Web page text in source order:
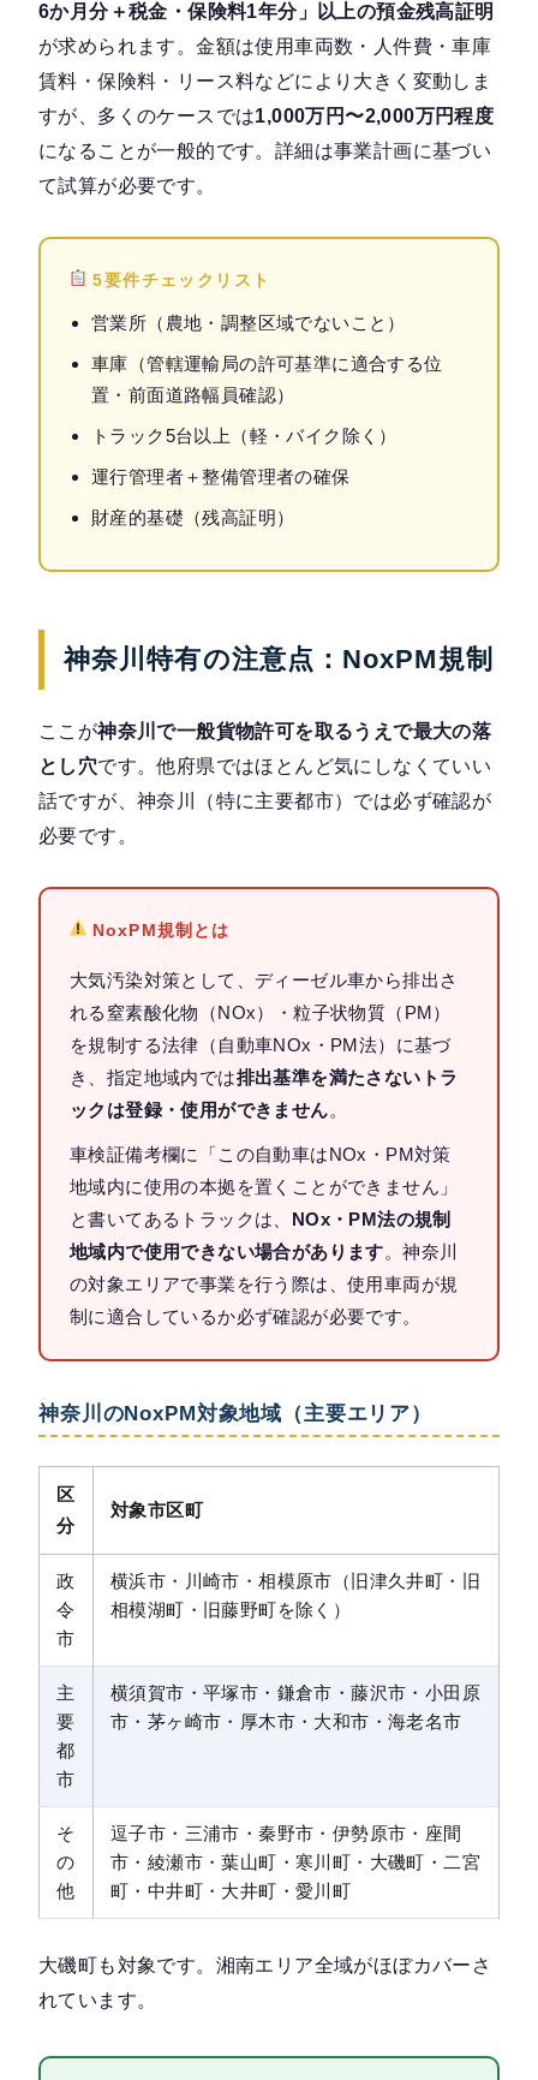
6か月分＋税金・保険料1年分」以上の預金残高証明
が求められます。金額は使用車両数・人件費・車庫
賃料・保険料・リース料などにより大きく変動しま
すが、多くのケースでは1,000万円〜2,000万円程度
になることが一般的です。詳細は事業計画に基づい
て試算が必要です。
5要件チェックリスト
営業所（農地・調整区域でないこと）
車庫（管轄運輸局の許可基準に適合する位
置・前面道路幅員確認）
トラック5台以上（軽・バイク除く）
運行管理者＋整備管理者の確保
財産的基礎（残高証明）
神奈川特有の注意点：NoxPM規制
ここが神奈川で一般貨物許可を取るうえで最大の落
とし穴です。他府県ではほとんど気にしなくていい
話ですが、神奈川（特に主要都市）では必ず確認が
必要です。
NoxPM規制とは
大気汚染対策として、ディーゼル車から排出さ
れる窒素酸化物（NOx）・粒子状物質（PM）
を規制する法律（自動車NOx・PM法）に基づ
き、指定地域内では排出基準を満たさないトラ
ックは登録・使用ができません。
車検証備考欄に「この自動車はNOx・PM対策
地域内に使用の本拠を置くことができません」
と書いてあるトラックは、 NOx・PM法の規制
地域内で使用できない場合があります。神奈川
の対象エリアで事業を行う際は、使用車両が規
制に適合しているか必ず確認が必要です。
神奈川のNoxPM対象地域（主要エリア）
区
分
対象市区町
政
令
市
横浜市・川崎市・相模原市（旧津久井町・旧
相模湖町・旧藤野町を除く）
主
要
都
市
横須賀市・平塚市・鎌倉市・藤沢市・小田原
市・茅ヶ崎市・厚木市・大和市・海老名市
そ
の
他
逗子市・三浦市・秦野市・伊勢原市・座間
市・綾瀬市・葉山町・寒川町・大磯町・二宮
町・中井町・大井町・愛川町
大磯町も対象です。湘南エリア全域がほぼカバーさ
れています。